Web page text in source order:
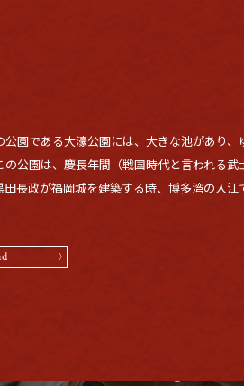
公園である大濠公園には、大きな池があり、
の公園は、慶長年間（戦国時代と言われる武
田長政が福岡城を建築する時、博多湾の入江